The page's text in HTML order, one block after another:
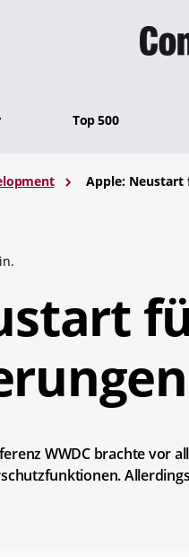
Top 500
Apple: Neustart
WWDC brachte vor